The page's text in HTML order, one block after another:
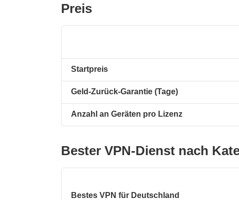
Preis
Startpreis
Geld-Zurück-Garantie (Tage)
Anzahl an Geräten pro Lizenz
Bester VPN-Dienst nach
Bestes VPN für Deutschland